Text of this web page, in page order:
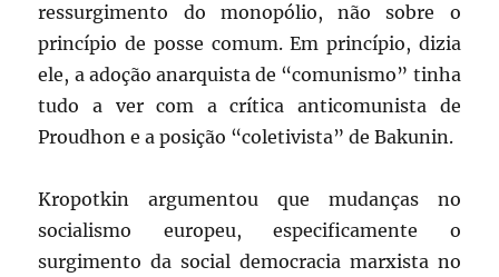
ressurgimento do monopólio, não sobre o
princípio de posse comum. Em princípio, dizia
ele, a adoção anarquista de “comunismo” tinha
tudo a ver com a crítica anticomunista de
Proudhon e a posição “coletivista” de Bakunin.
Kropotkin argumentou que mudanças no
socialismo europeu, especificamente o
surgimento da social democracia marxista no